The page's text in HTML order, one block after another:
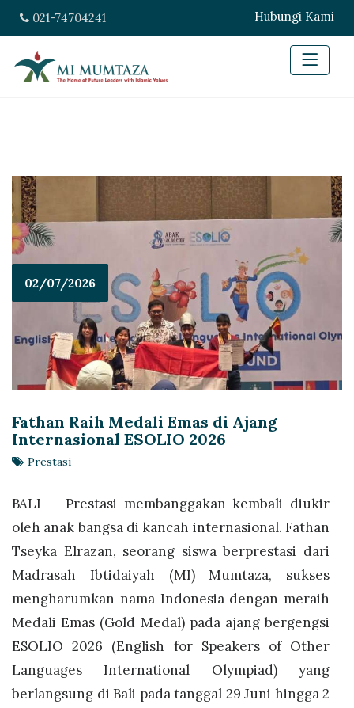
021-74704241 Hubungi Kami
02/07/2026
Fathan Raih Medali Emas di Ajang
Internasional ESOLIO 2026
Prestasi
BALI — Prestasi membanggakan kembali diukir
oleh anak bangsa di kancah internasional. Fathan
Tseyka Elrazan, seorang siswa berprestasi dari
Madrasah Ibtidaiyah (MI) Mumtaza, sukses
mengharumkan nama Indonesia dengan meraih
Medali Emas (Gold Medal) pada ajang bergengsi
ESOLIO 2026 (English for Speakers of Other
Languages International Olympiad) yang
berlangsung di Bali pada tanggal 29 Juni hingga 2